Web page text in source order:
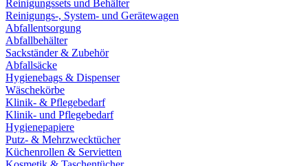
Reinigungssets und Behälter
Reinigungs-, System- und Gerätewagen
Abfallentsorgung
Abfallbehälter
Sackständer & Zubehör
Abfallsäcke
Hygienebags & Dispenser
Wäschekörbe
Klinik- & Pflegebedarf
Klinik- und Pflegebedarf
Hygienepapiere
Putz- & Mehrzwecktücher
Küchenrollen & Servietten